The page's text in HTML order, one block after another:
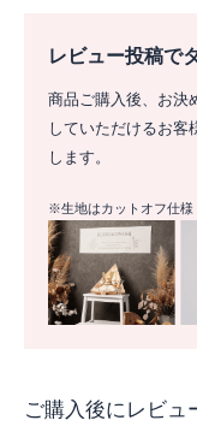
レビュー投稿で
商品ご購入後、お決
していただけるお客
します。
※生地はカットオフ仕様
ご購入後にレビュ